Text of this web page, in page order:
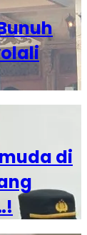
di